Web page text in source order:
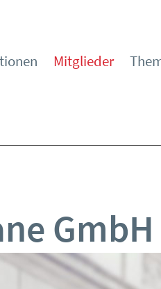
Mitglieder
GmbH